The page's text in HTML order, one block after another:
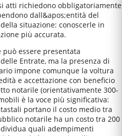
atti richiedono obbligatoriamente
dall&apos;entità del
situazione: conoscerle in
più accurata.
può essere presentata
Entrate, ma la presenza di
impone comunque la voltura
e accettazione con beneficio
notarile (orientativamente 300-
è la voce più significativa:
portano il costo medio tra
notarile ha un costo tra 200
quali adempimenti